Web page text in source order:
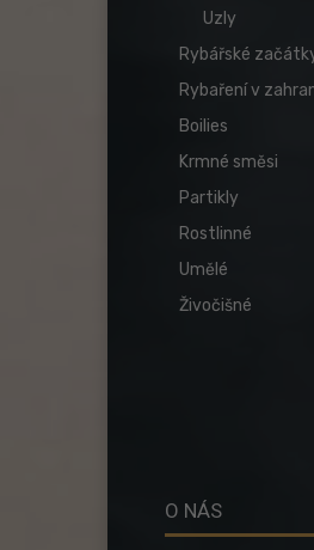
Uzly
Rybářské
Rybaření v
Boilies
Krmné směsi
Partikly
Rostlinné
Umělé
Živočišné
O NÁS